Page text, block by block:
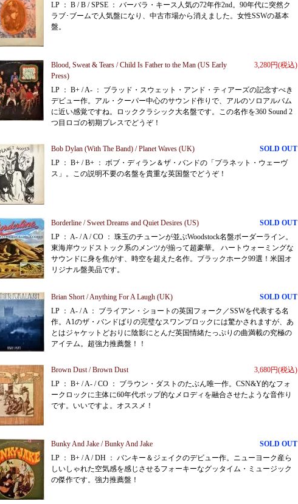
LP ： B / B / SPSE ： バーバラ・キース人気の72年作2nd。90年代に突然ク
ラブ･ブームで人気盤になり、中古市場から消えました。女性SSWの基本
盤。
3,280円(税込)
Blood, Sweat & Tears / Child Is Father to the Man (US Early
Press)
LP ： B+ / A- ： ブラッド・スウェット・アンド・ティアーズの記念すべき
デビュー作。アル・クーパー中心のサウンド作りで、アルのソロアルバム
に近い感覚ですね。ロッククラシック大名盤です。この名作を360 Sound 2
つ目ロゴの初期プレスでどうぞ！
SOLD OUT
Bob Dylan (With The Band) / Planet Waves (UK)
LP ： B+ / B+ ： ボブ・ディラン＆ザ・バンドの「プラネット・ウェーヴ
ス」。この説明不要の名盤を貴重な英国盤でどうぞ！
SOLD OUT
Borderline / Sweet Dreams and Quiet Desires (US)
LP ： A- / A / CO ： 珠玉のチューンが並ぶWoodstock名盤ボーダーライン。
東海岸ウッドストック系のメンツが揃って超豪華。 ハートウォーミングな
サウンドに身を焦がす、時空を超えた名作。ブラックホーク99選！米国オ
リジナル盤美品です。
SOLD OUT
Brian Short / Anything For A Laugh (UK)
LP ： A- / A ： ブライアン・ショートの英国フォーク／SSWを代表する名
作。A1のザ・バンドばりの完璧なスワンプロックには驚かされますが、あ
とはジャケットどおりに陰影にとんだ英国情緒たっぷりの曲満載の究極の
アイテム。超強力推薦盤！！
3,680円(税込)
Brown Dust / Brown Dust
LP ： B+ / A- / CO ： ブラウン・ダストのたぶん唯一作。CSN&Y的なフォ
ークロックに主体に60年代ポップ的なメロディを融合させたような音作り
です。いいですよ。オススメ！
SOLD OUT
Bunky And Jake / Bunky And Jake
LP ： B+ / A / DH ： バンキー＆ジェイクのデビュー作。ニューヨーク産ら
しいしゃれた空気感を感じさせるフォーキーなグッタイム・ミュージック
の傑作です。強力推薦盤！